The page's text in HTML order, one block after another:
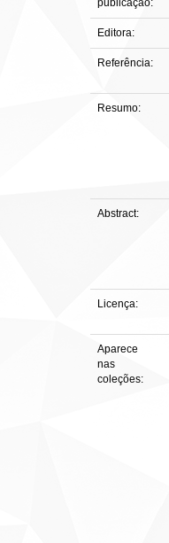
publicação:
Editora:
Referência:
Resumo:
Abstract:
Licença:
Aparece
nas
coleções: